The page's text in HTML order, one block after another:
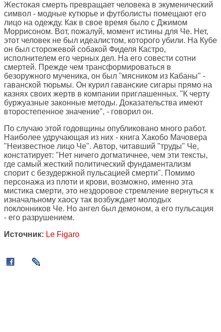
Жестокая смерть превращает человека в экуменический
символ - модные кутюрье и футболисты помещают его
лицо на одежду. Как в свое время было с Джимом
Моррисоном. Вот, пожалуй, момент истины для Че. Нет,
этот человек не был идеалистом, которого убили. На Кубе
он был сторожевой собакой Фиделя Кастро,
исполнителем его черных дел. На его совести сотни
смертей. Прежде чем трансформироваться в
безоружного мученика, он был "мясником из Кабаны" -
гаванской тюрьмы. Он курил гаванские сигары прямо на
казнях своих жертв в компании приглашенных. "К черту
буржуазные законные методы. Доказательства имеют
второстепенное значение", - говорил он.
По случаю этой годовщины опубликовано много работ.
Наиболее удручающая из них - книга Хакобо Мачовера
"Неизвестное лицо Че". Автор, читавший "труды" Че,
констатирует: "Нет ничего догматичнее, чем эти тексты,
где самый жесткий политический фундаментализм
спорит с безудержной пульсацией смерти". Помимо
персонажа из плоти и крови, возможно, именно эта
мистика смерти, это нездоровое стремление вернуться к
изначальному хаосу так возбуждает молодых
поклонников Че. Но ангел был демоном, а его пульсация
- его разрушением.
Источник: Le Figaro